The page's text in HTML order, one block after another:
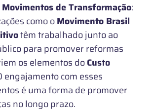
de Transformação:
como oMovimento Brasil
têm trabalhado junto ao
para promover reformas
os elementos doCusto
engajamento com esses
é uma forma de promover
no longo prazo.